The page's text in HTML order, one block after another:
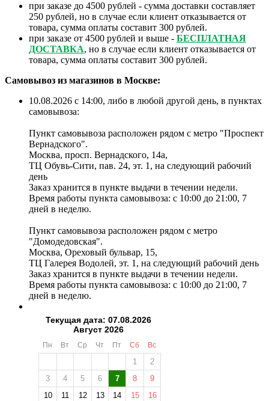
при заказе до 4500 рублей - сумма доставки составляет
250 рублей, но в случае если клиент отказывается от
товара, сумма оплаты составит 300 рублей.
при заказе от 4500 рублей и выше - БЕСПЛАТНАЯ
ДОСТАВКА, но в случае если клиент отказывается от
товара, сумма оплаты составит 300 рублей.
Самовывоз из магазинов в Москве:
10.08.2026 с 14:00, либо в любой другой день, в пунктах
самовывоза:
Пункт самовывоза расположен рядом с метро "Проспект
Вернадского".
Москва, просп. Вернадского, 14а,
ТЦ Обувь-Сити, пав. 24, эт. 1, на следующий рабочий
день
Заказ хранится в пункте выдачи в течении недели.
Время работы пункта самовывоза: с 10:00 до 21:00, 7
дней в неделю.
Пункт самовывоза расположен рядом с метро
"Домодедовская".
Москва, Ореховый бульвар, 15,
ТЦ Галерея Водолей, эт. 1, на следующий рабочий день
Заказ хранится в пункте выдачи в течении недели.
Время работы пункта самовывоза: с 10:00 до 21:00, 7
дней в неделю.
Текущая дата: 07.08.2026
Август 2026
Пн Вт Ср Чт Пт Сб Вс
1
2
3
4 5 6 7 8
9
10
11 12 13 14 15
16